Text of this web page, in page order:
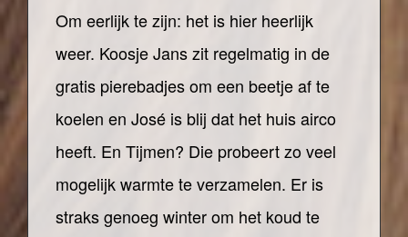
Om eerlijk te zijn: het is hier heerlijk
weer. Koosje Jans zit regelmatig in de
gratis pierebadjes om een beetje af te
koelen en José is blij dat het huis airco
heeft. En Tijmen? Die probeert zo veel
mogelijk warmte te verzamelen. Er is
straks genoeg winter om het koud te